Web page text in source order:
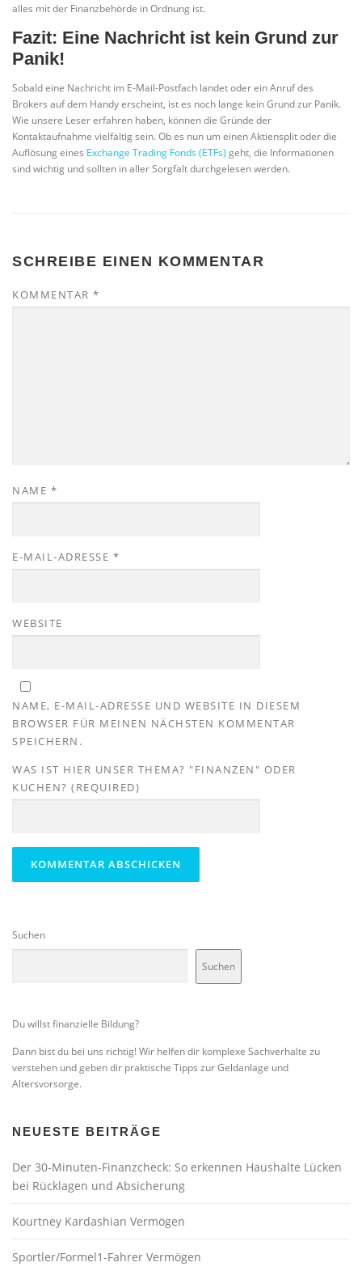
alles mit der Finanzbehörde in Ordnung ist.
Fazit: Eine Nachricht ist kein Grund zur
Panik!
Sobald eine Nachricht im E-Mail-Postfach landet oder ein Anruf des
Brokers auf dem Handy erscheint, ist es noch lange kein Grund zur Panik.
Wie unsere Leser erfahren haben, können die Gründe der
Kontaktaufnahme vielfältig sein. Ob es nun um einen Aktiensplit oder die
Auflösung eines Exchange Trading Fonds (ETFs) geht, die Informationen
sind wichtig und sollten in aller Sorgfalt durchgelesen werden.
SCHREIBE EINEN KOMMENTAR
KOMMENTAR *
NAME *
E-MAIL-ADRESSE *
WEBSITE
NAME, E-MAIL-ADRESSE UND WEBSITE IN DIESEM
BROWSER FÜR MEINEN NÄCHSTEN KOMMENTAR
SPEICHERN.
WAS IST HIER UNSER THEMA? "FINANZEN" ODER
KUCHEN? (REQUIRED)
Suchen
Suchen
Du willst finanzielle Bildung?
Dann bist du bei uns richtig! Wir helfen dir komplexe Sachverhalte zu
verstehen und geben dir praktische Tipps zur Geldanlage und
Altersvorsorge.
NEUESTE BEITRÄGE
Der 30-Minuten-Finanzcheck: So erkennen Haushalte Lücken
bei Rücklagen und Absicherung
Kourtney Kardashian Vermögen
Sportler/Formel1-Fahrer Vermögen